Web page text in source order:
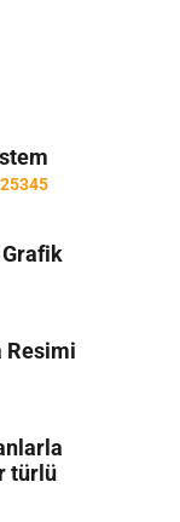
25345
Resimi
türlü